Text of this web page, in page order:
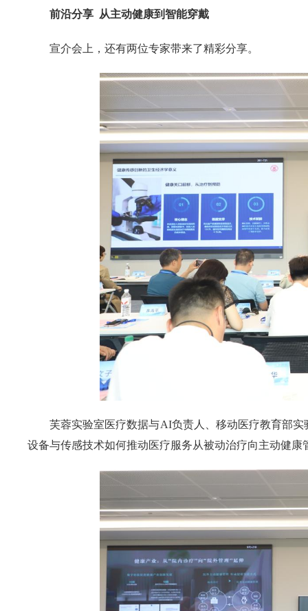
前沿分享 从主动健康到智能穿戴
宣介会上，还有两位专家带来了精彩分享。
芙蓉实验室医疗数据与AI负责人、移动医疗教育部
设备与传感技术如何推动医疗服务从被动治疗向主动健康